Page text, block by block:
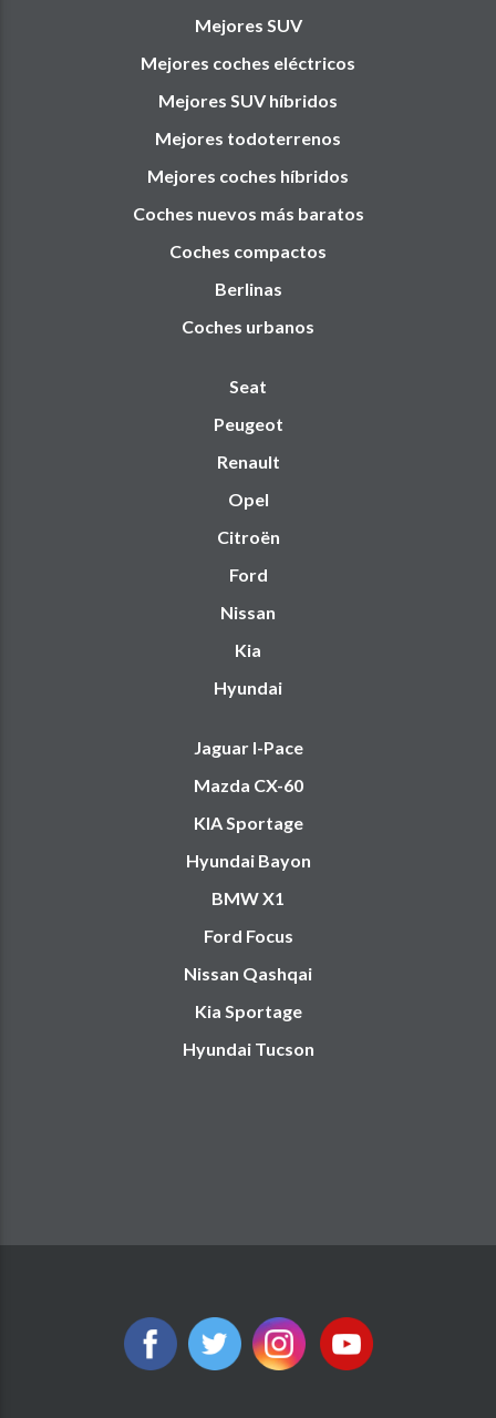
Mejores SUV
Mejores coches eléctricos
Mejores SUV híbridos
Mejores todoterrenos
Mejores coches híbridos
Coches nuevos más baratos
Coches compactos
Berlinas
Coches urbanos
Seat
Peugeot
Renault
Opel
Citroën
Ford
Nissan
Kia
Hyundai
Jaguar I-Pace
Mazda CX-60
KIA Sportage
Hyundai Bayon
BMW X1
Ford Focus
Nissan Qashqai
Kia Sportage
Hyundai Tucson